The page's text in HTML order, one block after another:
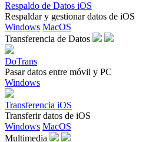
Respaldo de Datos iOS
Respaldar y gestionar datos de iOS
Windows MacOS
Transferencia de Datos
DoTrans
Pasar datos entre móvil y PC
Windows
Transferencia iOS
Transferir datos de iOS
Windows MacOS
Multimedia